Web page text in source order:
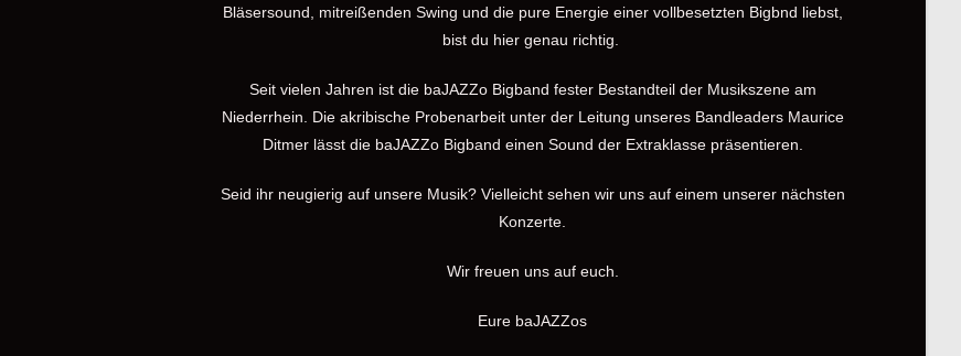
Bläsersound, mitreißenden Swing und die pure Energie einer vollbesetzten Bigbnd liebst,
bist du hier genau richtig.
Seit vielen Jahren ist die baJAZZo Bigband fester Bestandteil der Musikszene am
Niederrhein. Die akribische Probenarbeit unter der Leitung unseres Bandleaders Maurice
Ditmer lässt die baJAZZo Bigband einen Sound der Extraklasse präsentieren.
Seid ihr neugierig auf unsere Musik? Vielleicht sehen wir uns auf einem unserer nächsten
Konzerte.
Wir freuen uns auf euch.
Eure baJAZZos